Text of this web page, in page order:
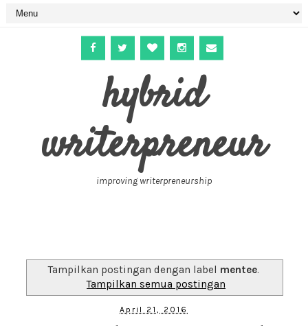
hybrid
writerpreneur
improving writerpreneurship
Tampilkan postingan dengan label mentee.
Tampilkan semua postingan
April 21, 2016